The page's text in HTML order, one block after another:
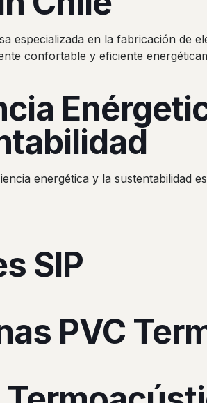
especializada en la fabricación de
confortable y eficiente
energética y la sustentabilidad
SIP
PVC